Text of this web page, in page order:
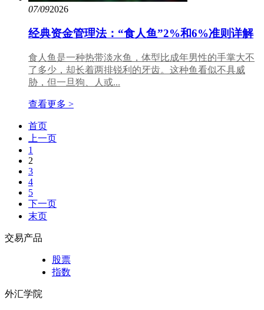
07/092026
经典资金管理法：“食人鱼”2%和6%准则详解
食人鱼是一种热带淡水鱼，体型比成年男性的手掌大不
了多少，却长着两排锐利的牙齿。这种鱼看似不具威
胁，但一旦狗、人或...
查看更多 >
首页
上一页
1
2
3
4
5
下一页
末页
交易产品
股票
指数
外汇学院